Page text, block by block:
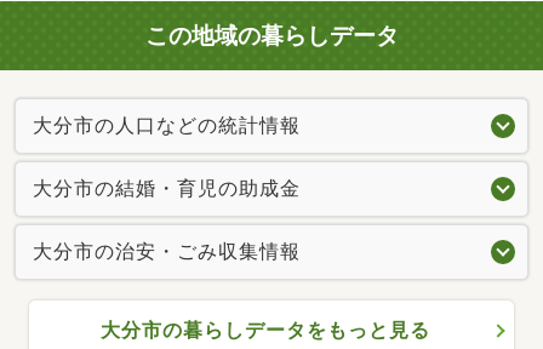
この地域の暮らしデータ
大分市の人口などの統計情報
大分市の結婚・育児の助成金
大分市の治安・ごみ収集情報
大分市の暮らしデータをもっと見る